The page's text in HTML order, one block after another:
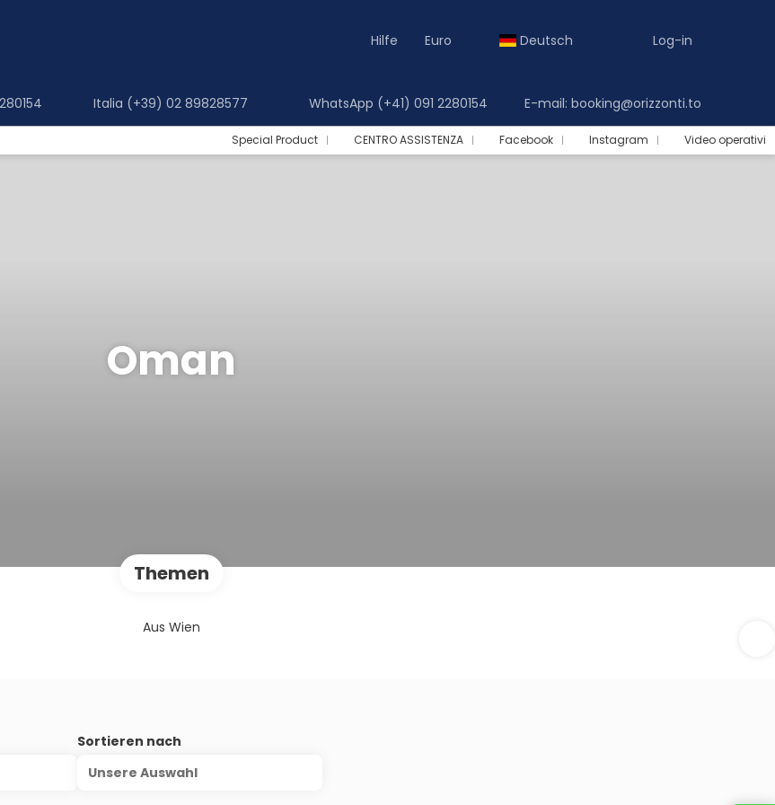
Hilfe Euro Deutsch Log-in
Italia (+39) 02 89828577 WhatsApp (+41) 091 2280154 E-mail: booking@orizzonti.to
Special Product CENTRO ASSISTENZA Facebook Instagram Video operativi
Oman
Themen
Aus Wien
Sortieren nach
Unsere Auswahl